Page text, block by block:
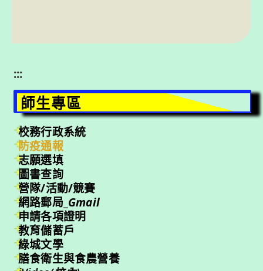
:::
師生專區
校務行政系統
防疫通報
志願選填
圖書查詢
營隊/活動/競賽
網路郵局_ Gmail
申請各項證明
教育儲蓄戶
綠城文學
膳食衛生與食農營養